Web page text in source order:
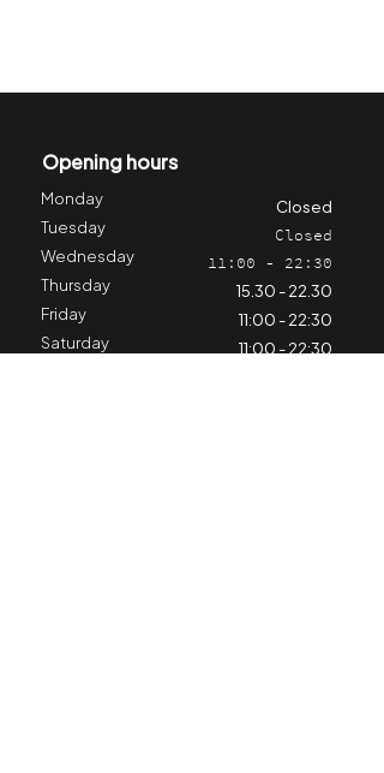
Opening hours
Monday
Tuesday
Wednesday
Thursday
Friday
Saturday
Closed
Closed
11:00 - 22:30
15.30 - 22.30
11:00 - 22:30
11:00 - 22:30